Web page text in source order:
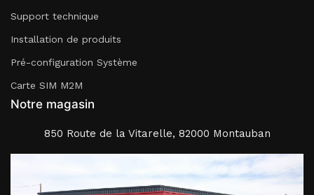
Support technique
Installation de produits
Pré-configuration Système
Carte SIM M2M
Notre magasin
850 Route de la Vitarelle, 82000 Montauban